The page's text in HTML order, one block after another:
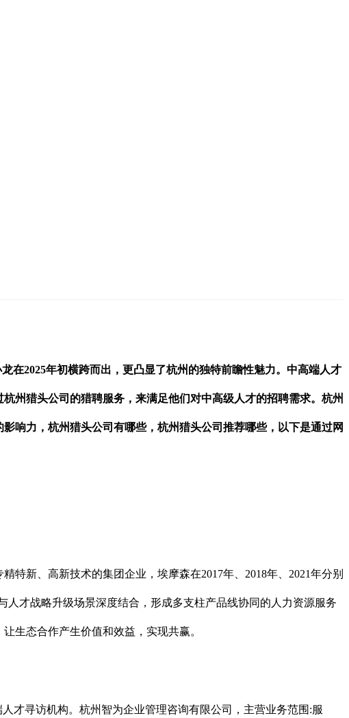
龙在2025年初横跨而出，更凸显了杭州的独特前瞻性魅力。 中高端人才
杭州猎头公司的猎聘服务，来满足他们对中高级人才的招聘需求。杭州
响力， 杭州猎头公司有哪些，杭州猎头公司推荐哪些， 以下是通过网
新、高新技术的集团企业，埃摩森在2017年、2018年、2021年分别
才战略升级场景深度结合，形成多支柱产品线协同的人力资源服务
生态合作产生价值和效益，实现共赢。
才寻访机构。杭州智为企业管理咨询有限公司，主营业务范围:服